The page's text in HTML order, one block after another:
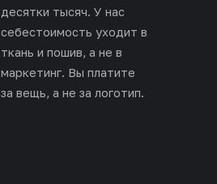
десятки тысяч. У нас
себестоимость уходит в
ткань и пошив, а не в
маркетинг. Вы платите
за вещь, а не за логотип.